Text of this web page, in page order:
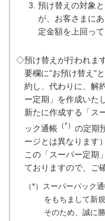
預け替えの対象
が、お客さまに
定金額を上回って
◇預け替えが行われま
要欄に"お預け替え"
約し、代わりに、解
ー定期」を作成いた
新たに作成する「ス
ック通帳 （*） の定期
ージとは異なります
この「スーパー定期
ておりますので、ご
（*）スーパーパック
をもちまして新
そのため、誠に